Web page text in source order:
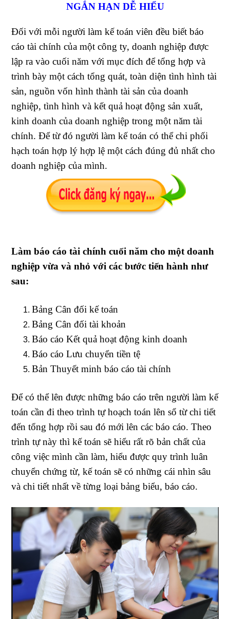
NGẮN HẠN DỄ HIỂU
Đối với mỗi người làm kế toán viên đều biết báo
cáo tài chính của một công ty, doanh nghiệp được
lập ra vào cuối năm với mục đích để tổng hợp và
trình bày một cách tổng quát, toàn diện tình hình tài
sản, nguồn vốn hình thành tài sản của doanh
nghiệp, tình hình và kết quả hoạt động sản xuất,
kinh doanh của doanh nghiệp trong một năm tài
chính. Để từ đó người làm kế toán có thể chi phối
hạch toán hợp lý hợp lệ một cách đúng đủ nhất cho
doanh nghiệp của mình.
Làm báo cáo tài chính cuối năm cho một doanh
nghiệp vừa và nhỏ với các bước tiến hành như
sau:
Bảng Cân đối kế toán
Bảng Cân đối tài khoản
Báo cáo Kết quả hoạt động kinh doanh
Báo cáo Lưu chuyển tiền tệ
Bản Thuyết minh báo cáo tài chính
Để có thể lên được những báo cáo trên người làm kế
toán cần đi theo trình tự hoạch toán lên sổ từ chi tiết
đến tổng hợp rồi sau đó mới lên các báo cáo. Theo
trình tự này thì kế toán sẽ hiểu rất rõ bản chất của
công việc mình cần làm, hiểu được quy trình luân
chuyển chứng từ, kế toán sẽ có những cái nhìn sâu
và chi tiết nhất về từng loại bảng biểu, báo cáo.